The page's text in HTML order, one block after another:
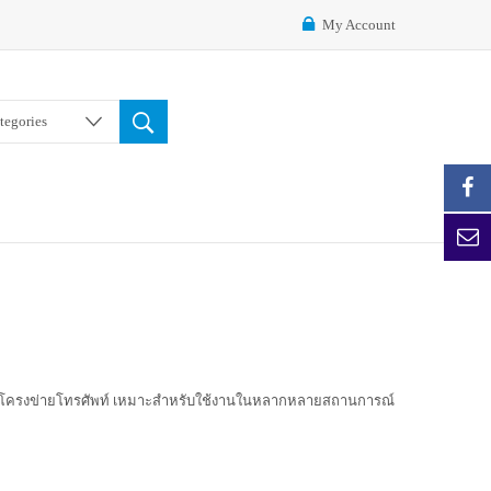
My Account
งข่ายโทรศัพท์ เหมาะสำหรับใช้งานในหลากหลายสถานการณ์